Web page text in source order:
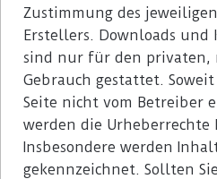
Zustimmung des
Erstellers. Downloads und
sind nur für den privaten,
Gebrauch gestattet.
Seite nicht vom Betreiber
werden die
Insbesondere werden
gekennzeichnet. Sollten